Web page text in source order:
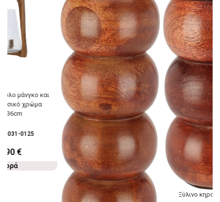
μάνγκο και
χρώμα
031-0125
€
Ξύλινο